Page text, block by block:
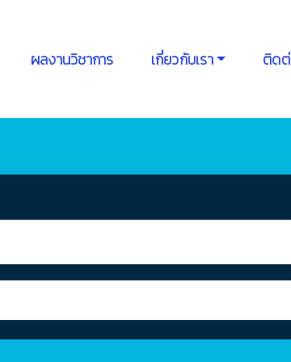
ผลงานวิชาการ เกี่ยวกับเรา ติดต่